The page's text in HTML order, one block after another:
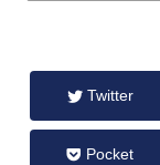
Twitter
Pocket